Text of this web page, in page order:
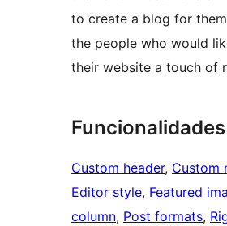
to create a blog for
the people who would
their website a touch of
Funcionalidades
Custom header, Custom
Editor style, Featured
column, Post formats,